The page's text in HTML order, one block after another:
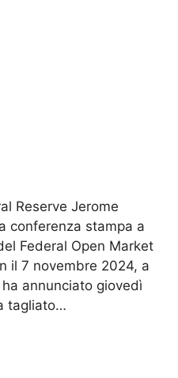
Reserve Jerome
conferenza stampa a
Federal Open Market
il 7 novembre 2024, a
annunciato giovedì
tagliato…